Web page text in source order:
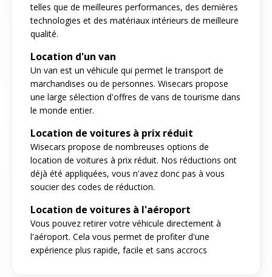
telles que de meilleures performances, des dernières
technologies et des matériaux intérieurs de meilleure
qualité.
Location d'un van
Un van est un véhicule qui permet le transport de
marchandises ou de personnes. Wisecars propose
une large sélection d'offres de vans de tourisme dans
le monde entier.
Location de voitures à prix réduit
Wisecars propose de nombreuses options de
location de voitures à prix réduit. Nos réductions ont
déjà été appliquées, vous n'avez donc pas à vous
soucier des codes de réduction.
Location de voitures à l'aéroport
Vous pouvez retirer votre véhicule directement à
l'aéroport. Cela vous permet de profiter d'une
expérience plus rapide, facile et sans accrocs